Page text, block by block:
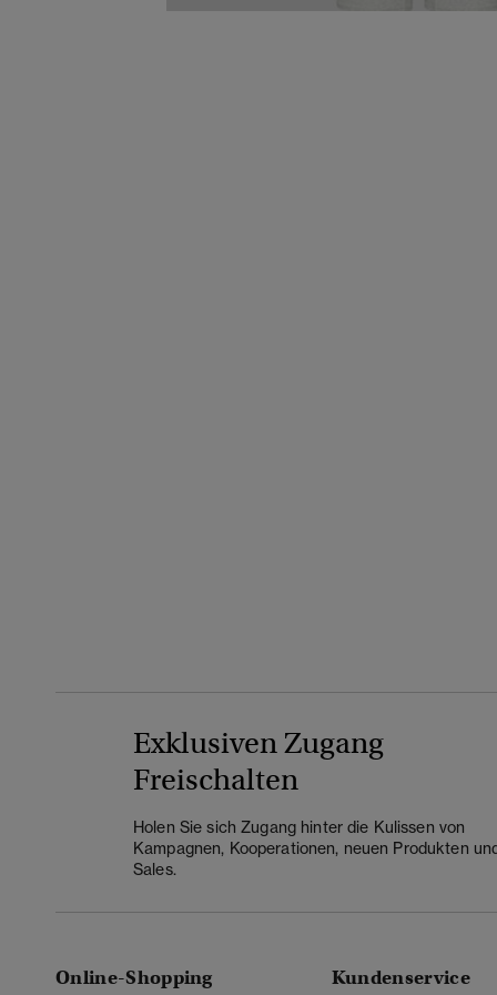
Exklusiven Zugang
Freischalten
Holen Sie sich Zugang hinter die Kulissen von
Kampagnen, Kooperationen, neuen Produkten
Sales.
Online-Shopping Kundenservice